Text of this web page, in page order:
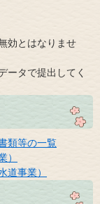
効とはなりませ
ータで提出してく
類等の一覧
）
道事業）